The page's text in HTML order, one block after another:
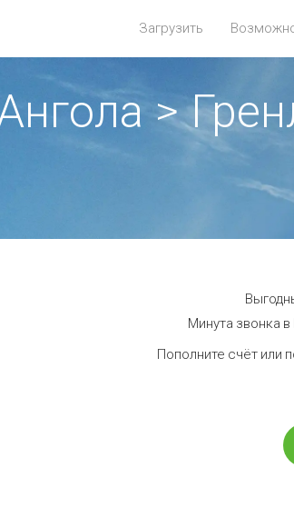
Загрузить
>
Минута звонка
Пополните счёт или